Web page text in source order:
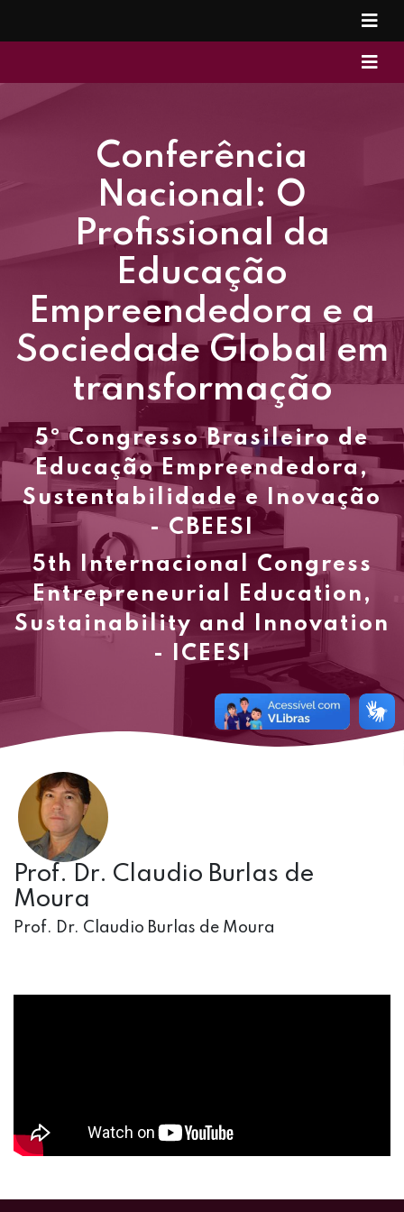
Conferência
Nacional: O
Profissional da
Educação
Empreendedora e a
Sociedade Global em
transformação
5º Congresso Brasileiro de
Educação Empreendedora,
Sustentabilidade e Inovação
- CBEESI
5th Internacional Congress
Entrepreneurial Education,
Sustainability and Innovation
- ICEESI
Prof. Dr. Claudio Burlas de
Moura
Prof. Dr. Claudio Burlas de Moura